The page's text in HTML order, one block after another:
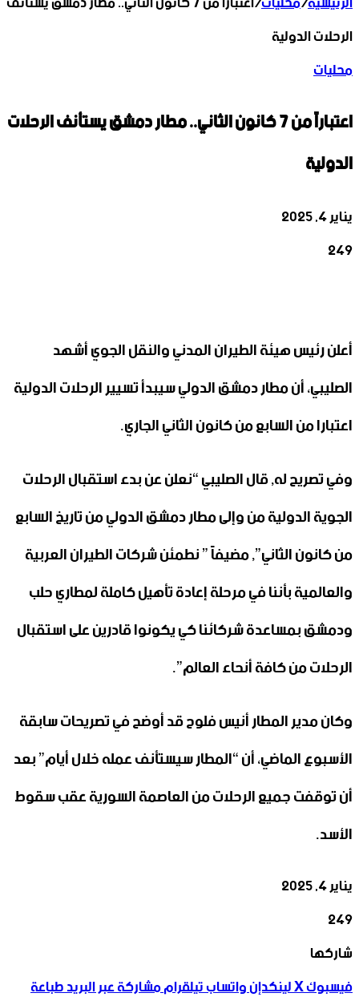
الرحلات الدولية
محليات
اعتباراً من 7 كانون الثاني.. مطار دمشق يستأنف الرحلات
الدولية
يناير 4, 2025
249
أعلن رئيس هيئة الطيران المدني والنقل الجوي أشهد
الصليبي، أن مطار دمشق الدولي سيبدأ تسيير الرحلات الدولية
اعتبارا من السابع من كانون الثاني الجاري.
وفي تصريح له, قال الصليبي “نعلن عن بدء استقبال الرحلات
الجوية الدولية من وإلى مطار دمشق الدولي من تاريخ السابع
من كانون الثاني”, مضيفاً ” نطمئن شركات الطيران العربية
والعالمية بأننا في مرحلة إعادة تأهيل كاملة لمطاري حلب
ودمشق بمساعدة شركائنا كي يكونوا قادرين على استقبال
الرحلات من كافة أنحاء العالم”.
وكان مدير المطار أنيس فلوح قد أوضح في تصريحات سابقة
الأسبوع الماضي، أن “المطار سيستأنف عمله خلال أيام” بعد
أن توقفت جميع الرحلات من العاصمة السورية عقب سقوط
الأسد.
يناير 4, 2025
249
فيسبوك
‫X
لينكدإن
واتساب
تيلقرام
شاركها
فيسبوك‫Xلينكدإنواتسابتيلقراممشاركة عبر البريدطباعة